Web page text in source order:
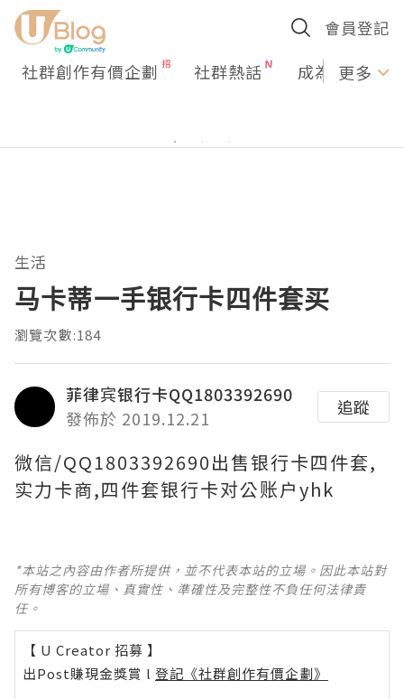
會員登記
社群創作有價企劃 社群熱話 成為U更多
生活
马卡蒂一手银行卡四件套买
瀏覽次數:184
菲律宾银行卡QQ1803392690
發佈於 2019.12.21
追蹤
微信/QQ1803392690出售银行卡四件套,
实力卡商,四件套银行卡对公账户yhk
*本站之內容由作者所提供，並不代表本站的立場。因此本站對
所有博客的立場、真實性、準確性及完整性不負任何法律責
任。
【 U Creator 招募 】
出Post賺現金獎賞 l 登記《社群創作有價企劃》